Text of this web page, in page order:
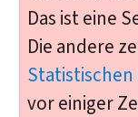
Das ist eine
Die andere
vor einiger